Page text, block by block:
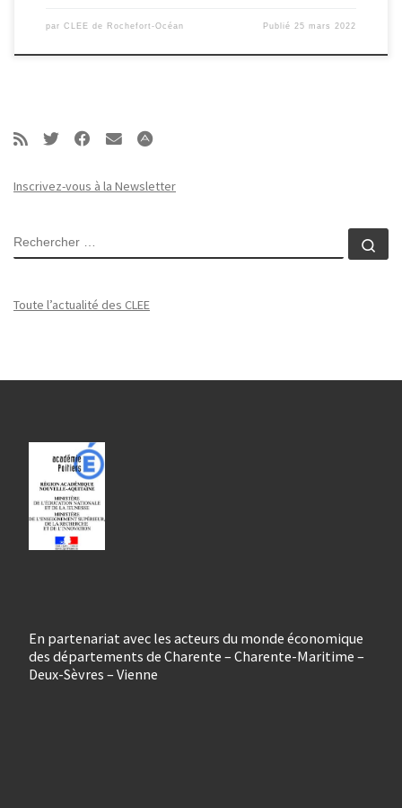
par CLEE de Rochefort-Océan Publié25 mars 2022
Inscrivez-vous à la Newsletter
RECHERCHER
Toute l’actualité des CLEE
En partenariat avec les acteurs du monde économique
des départements de Charente – Charente-Maritime –
Deux-Sèvres – Vienne